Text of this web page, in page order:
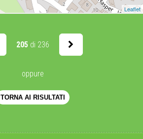
Leaflet
205 di 236
oppure
TORNA AI RISULTATI